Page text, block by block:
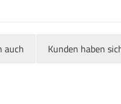
auch Kunden haben